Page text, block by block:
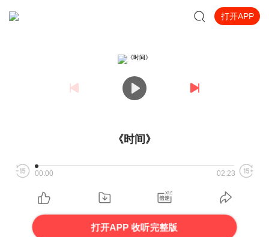
打开APP
《时间》
00:00 02:23
打开APP 收听完整版